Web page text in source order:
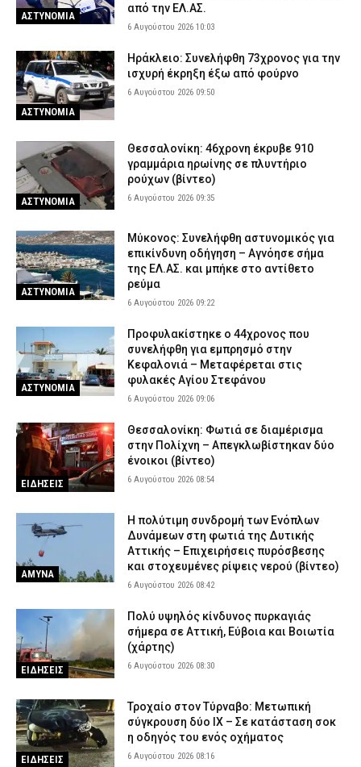
ΑΣΤΥΝΟΜΙΑ
από την ΕΛ.ΑΣ.
6 Αυγούστου 2026 10:03
ΑΣΤΥΝΟΜΙΑ
Ηράκλειο: Συνελήφθη 73χρονος για την
ισχυρή έκρηξη έξω από φούρνο
6 Αυγούστου 2026 09:50
ΑΣΤΥΝΟΜΙΑ
Θεσσαλονίκη: 46χρονη έκρυβε 910
γραμμάρια ηρωίνης σε πλυντήριο
ρούχων (βίντεο)
6 Αυγούστου 2026 09:35
ΑΣΤΥΝΟΜΙΑ
Μύκονος: Συνελήφθη αστυνομικός για
επικίνδυνη οδήγηση – Αγνόησε σήμα
της ΕΛ.ΑΣ. και μπήκε στο αντίθετο
ρεύμα
6 Αυγούστου 2026 09:22
ΑΣΤΥΝΟΜΙΑ
Προφυλακίστηκε ο 44χρονος που
συνελήφθη για εμπρησμό στην
Κεφαλονιά – Μεταφέρεται στις
φυλακές Αγίου Στεφάνου
6 Αυγούστου 2026 09:06
ΕΙΔΗΣΕΙΣ
Θεσσαλονίκη: Φωτιά σε διαμέρισμα
στην Πολίχνη – Απεγκλωβίστηκαν δύο
ένοικοι (βίντεο)
6 Αυγούστου 2026 08:54
ΑΜΥΝΑ
H πολύτιμη συνδρομή των Ενόπλων
Δυνάμεων στη φωτιά της Δυτικής
Αττικής – Επιχειρήσεις πυρόσβεσης
και στοχευμένες ρίψεις νερού (βίντεο)
6 Αυγούστου 2026 08:42
ΕΙΔΗΣΕΙΣ
Πολύ υψηλός κίνδυνος πυρκαγιάς
σήμερα σε Αττική, Εύβοια και Βοιωτία
(χάρτης)
6 Αυγούστου 2026 08:30
ΕΙΔΗΣΕΙΣ
Τροχαίο στον Τύρναβο: Μετωπική
σύγκρουση δύο ΙΧ – Σε κατάσταση σοκ
η οδηγός του ενός οχήματος
6 Αυγούστου 2026 08:16